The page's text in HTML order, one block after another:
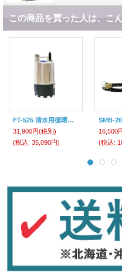
この商品を買った人は、こ
FT-525 清水用循環ポンプ ポンディ フルタイム（100V) FTシリーズ 工進 【送料無料】【激安】【破格値】【特売セール】
31,900円(税別)
(税込: 35,090円)
16,500
(税込: